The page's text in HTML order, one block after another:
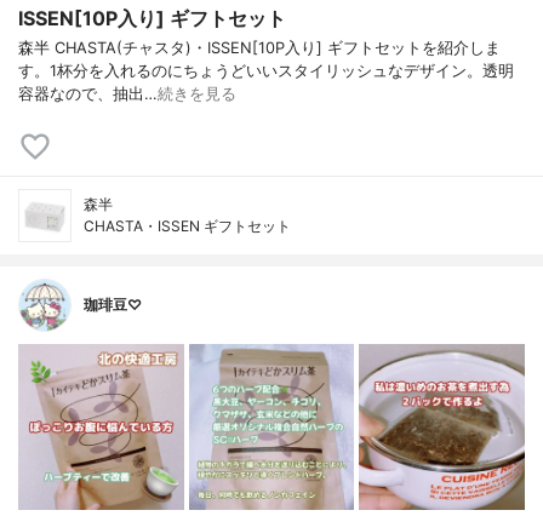
ISSEN[10P入り] ギフトセット
森半 CHASTA(チャスタ)・ISSEN[10P入り] ギフトセットを紹介しま
す。1杯分を入れるのにちょうどいいスタイリッシュなデザイン。透明
容器なので、抽出…続きを見る
森半
CHASTA・ISSEN ギフトセット
珈琲豆♡